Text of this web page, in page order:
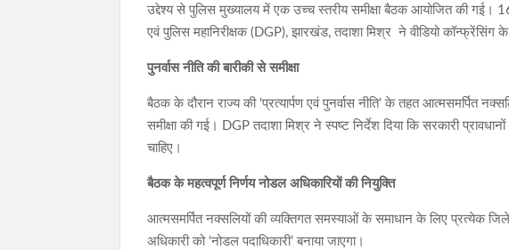
उद्देश्य से पुलिस मुख्यालय में एक उच्च स्तरीय समीक्षा बैठक आयोजित की
एवं पुलिस महानिरीक्षक (DGP), झारखंड, तदाशा मिश्र ने वीडियो कॉन्फ्रेंसिंग
पुनर्वास नीति की बारीकी से समीक्षा
बैठक के दौरान राज्य की ‘प्रत्यार्पण एवं पुनर्वास नीति’ के तहत आत्मसमर्पित
समीक्षा की गई। DGP तदाशा मिश्र ने स्पष्ट निर्देश दिया कि सरकारी
चाहिए।
बैठक के महत्वपूर्ण निर्णय नोडल अधिकारियों की नियुक्ति
आत्मसमर्पित नक्सलियों की व्यक्तिगत समस्याओं के समाधान के लिए प्रत्येक
अधिकारी को ‘नोडल पदाधिकारी’ बनाया जाएगा।